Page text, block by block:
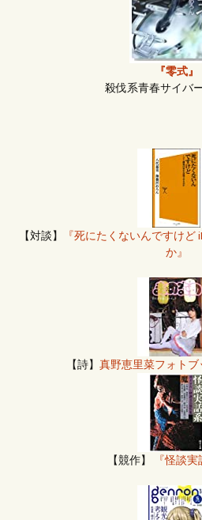
『零式』
殺伐系青春サイバ
【対談】
『死にたくないんですけ
か』
【詩】 真野恵里菜フォトブ
【競作】 『怪談実